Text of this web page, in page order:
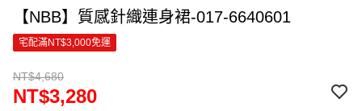
【NBB】質感針織連身裙-017-6640601
宅配滿NT$3,000免運
NT$4,680
NT$3,280